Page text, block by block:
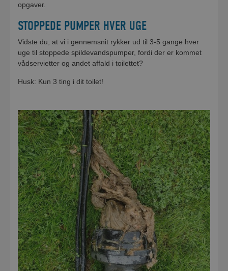
opgaver.
STOPPEDE PUMPER HVER UGE
Vidste du, at vi i gennemsnit rykker ud til 3-5 gange hver
uge til stoppede spildevandspumper, fordi der er kommet
vådservietter og andet affald i toilettet?
Husk: Kun 3 ting i dit toilet!